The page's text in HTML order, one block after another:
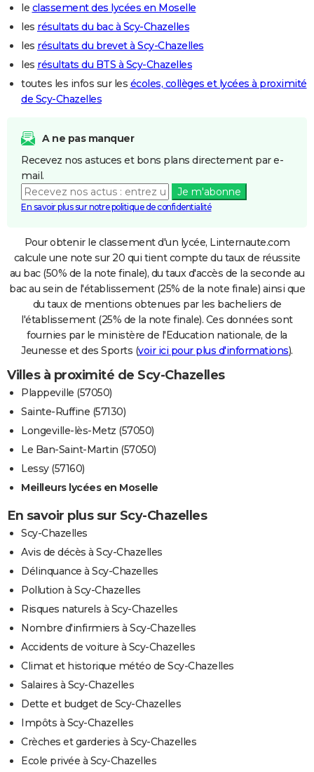
le classement des lycées en Moselle
les résultats du bac à Scy-Chazelles
les résultats du brevet à Scy-Chazelles
les résultats du BTS à Scy-Chazelles
toutes les infos sur les écoles, collèges et lycées à proximité
de Scy-Chazelles
A ne pas manquer
Recevez nos astuces et bons plans directement par e-
mail.
Je m'abonne
En savoir plus sur notre politique de confidentialité
Pour obtenir le classement d'un lycée, Linternaute.com
calcule une note sur 20 qui tient compte du taux de réussite
au bac (50% de la note finale), du taux d'accès de la seconde au
bac au sein de l'établissement (25% de la note finale) ainsi que
du taux de mentions obtenues par les bacheliers de
l'établissement (25% de la note finale). Ces données sont
fournies par le ministère de l'Education nationale, de la
Jeunesse et des Sports (voir ici pour plus d'informations).
Villes à proximité de Scy-Chazelles
Plappeville (57050)
Sainte-Ruffine (57130)
Longeville-lès-Metz (57050)
Le Ban-Saint-Martin (57050)
Lessy (57160)
Meilleurs lycées en Moselle
En savoir plus sur Scy-Chazelles
Scy-Chazelles
Avis de décès à Scy-Chazelles
Délinquance à Scy-Chazelles
Pollution à Scy-Chazelles
Risques naturels à Scy-Chazelles
Nombre d'infirmiers à Scy-Chazelles
Accidents de voiture à Scy-Chazelles
Climat et historique météo de Scy-Chazelles
Salaires à Scy-Chazelles
Dette et budget de Scy-Chazelles
Impôts à Scy-Chazelles
Crèches et garderies à Scy-Chazelles
Ecole privée à Scy-Chazelles